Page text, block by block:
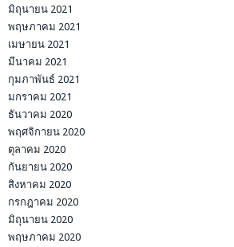
มิถุนายน 2021
พฤษภาคม 2021
เมษายน 2021
มีนาคม 2021
กุมภาพันธ์ 2021
มกราคม 2021
ธันวาคม 2020
พฤศจิกายน 2020
ตุลาคม 2020
กันยายน 2020
สิงหาคม 2020
กรกฎาคม 2020
มิถุนายน 2020
พฤษภาคม 2020